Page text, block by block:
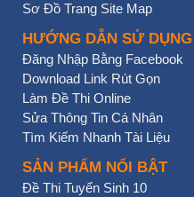
Sơ Đồ Trang Site Map
HƯỚNG DẪN SỬ DỤNG
Đăng Nhập Bằng Facebook
Download Link Rút Gọn
Làm Đề Thi Online
Sửa Thông Tin Cá Nhân
Tìm Kiếm Nhanh Tài Liệu
SẢN PHẨM NỔI BẬT
Đề Thi Tuyển Sinh 10